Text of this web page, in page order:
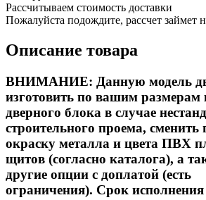
Рассчитываем стоимость доставки
Пожалуйста подождите, рассчет займет
Описание товара
ВНИМАНИЕ: Данную модель
изготовить по вашим размерам
дверного блока в случае
строительного проема, сменить
окраску металла и цвета ПВХ
щитов (согласно каталога), а
другие опции с доплатой (есть
ограничения). Срок